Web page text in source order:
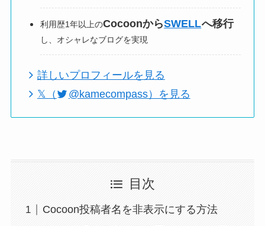
利用歴1年以上のCocoonからSWELLへ移行
し、オシャレなブログを実現
詳しいプロフィールを見る
𝕏（
@kamecompass）を見る
目次
Cocoon投稿者名を非表示にする方法